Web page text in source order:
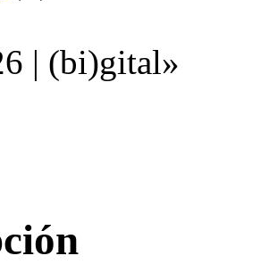
| (bi)gital»